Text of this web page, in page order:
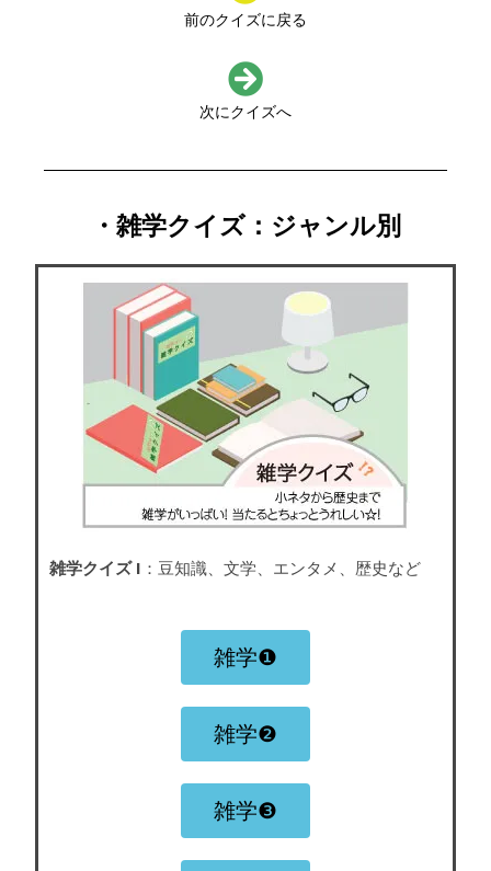
前のクイズに戻る
次にクイズへ
・雑学クイズ：ジャンル別
雑学クイズ I ：豆知識、文学、エンタメ、歴史など
雑学❶
雑学❷
雑学❸